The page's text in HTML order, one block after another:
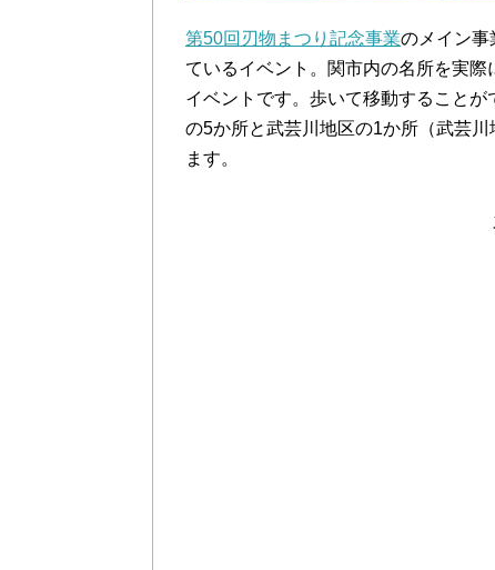
第50回刃物まつり記念事業のメイン事
ているイベント。関市内の名所を実
イベントです。歩いて移動すること
の5か所と武芸川地区の1か所（武芸
ます。